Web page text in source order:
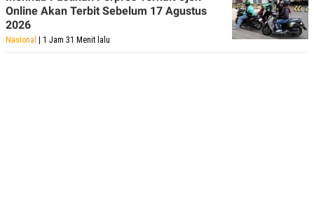
Online Akan Terbit Sebelum 17 Agustus
2026
Nasional | 1 Jam 31 Menit lalu